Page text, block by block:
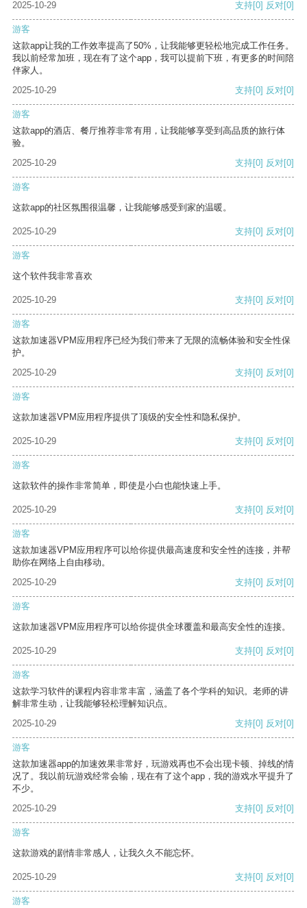
2025-10-29 支持[0] 反对[0]
游客
这款app让我的工作效率提高了50%，让我能够更轻松地完成工作任务。
我以前经常加班，现在有了这个app，我可以提前下班，有更多的时间陪
伴家人。
2025-10-29
支持[0] 反对[0]
游客
这款app的酒店、餐厅推荐非常有用，让我能够享受到高品质的旅行体
验。
2025-10-29
支持[0] 反对[0]
游客
这款app的社区氛围很温馨，让我能够感受到家的温暖。
2025-10-29 支持[0] 反对[0]
游客
这个软件我非常喜欢
2025-10-29 支持[0] 反对[0]
游客
这款加速器VPM应用程序已经为我们带来了无限的流畅体验和安全性保
护。
2025-10-29
支持[0] 反对[0]
游客
这款加速器VPM应用程序提供了顶级的安全性和隐私保护。
2025-10-29 支持[0] 反对[0]
游客
这款软件的操作非常简单，即使是小白也能快速上手。
2025-10-29 支持[0] 反对[0]
游客
这款加速器VPM应用程序可以给你提供最高速度和安全性的连接，并帮
助你在网络上自由移动。
2025-10-29
支持[0] 反对[0]
游客
这款加速器VPM应用程序可以给你提供全球覆盖和最高安全性的连接。
2025-10-29 支持[0] 反对[0]
游客
这款学习软件的课程内容非常丰富，涵盖了各个学科的知识。老师的讲
解非常生动，让我能够轻松理解知识点。
2025-10-29
支持[0] 反对[0]
游客
这款加速器app的加速效果非常好，玩游戏再也不会出现卡顿、掉线的情
况了。我以前玩游戏经常会输，现在有了这个app，我的游戏水平提升了
不少。
2025-10-29
支持[0] 反对[0]
游客
这款游戏的剧情非常感人，让我久久不能忘怀。
2025-10-29 支持[0] 反对[0]
游客